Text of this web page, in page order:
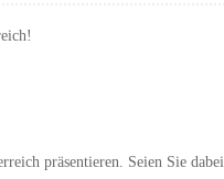
präsentieren. Seien Sie dabei,